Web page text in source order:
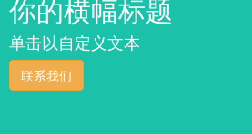
你的横幅标题
单击以自定义文本
联系我们